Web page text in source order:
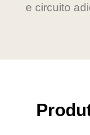
e circuito